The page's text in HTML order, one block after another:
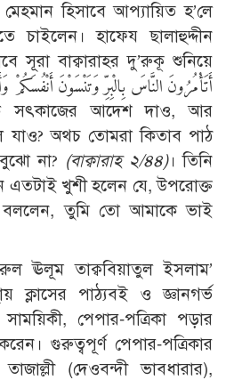
হিসাবে আপ্যায়িত হ’লে
হাফেয ছালাহুদ্দীন
সূরা বাক্বারাহর দু’রুকূ শুনিয়ে
যাও? অথচ তোমরা কিতাব পাঠ
না? (বাক্বারাহ ২/৪৪)। তিনি
এতটাই খুশী হলেন যে, উপরোক্ত
বললেন, তুমি তো আমাকে ভাই
ঊলূম তাক্ববিয়াতুল ইসলাম’
ক্লাসের পাঠ্যবই ও জ্ঞানগর্ভ
সাময়িকী, পেপার-পত্রিকা পড়ার
গুরুত্বপূর্ণ পেপার-পত্রিকার
(দেওবন্দী ভাবধারার),